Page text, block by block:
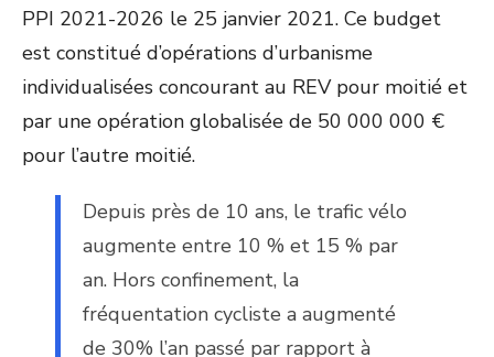
PPI 2021-2026 le 25 janvier 2021. Ce budget
est constitué d’opérations d’urbanisme
individualisées concourant au REV pour moitié et
par une opération globalisée de 50 000 000 €
pour l’autre moitié.
Depuis près de 10 ans, le trafic vélo
augmente entre 10 % et 15 % par
an. Hors confinement, la
fréquentation cycliste a augmenté
de 30% l’an passé par rapport à